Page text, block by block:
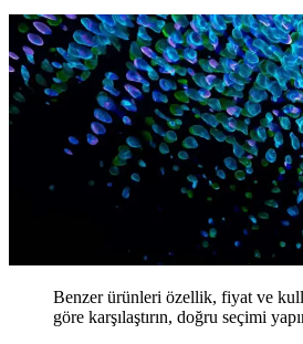
Benzer ürünleri özellik, fiyat ve
göre karşılaştırın, doğru seçimi